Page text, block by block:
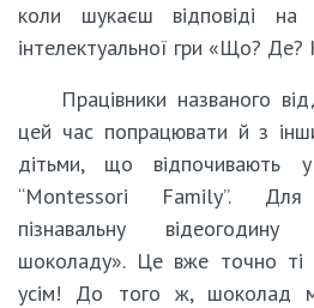
коли шукаєш відповіді
інтелектуальної гри «Що? Де?
Працівники названого
цей час попрацювати й з
дітьми, що відпочивають
“Montessori Family”. Для
пізнавальну
шоколаду». Це вже точно ті
усім! До того ж, шоколад